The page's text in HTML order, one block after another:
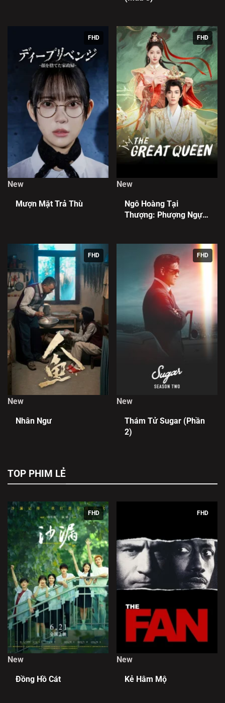
FHD
New
Mượn Mặt Trả Thù
FHD
New
Ngô Hoàng Tại
Thượng: Phượng Ngự
FHD
New
Nhân Ngư
FHD
New
Thám Tử Sugar (Phần
2)
TOP PHIM LẺ
FHD
New
Đồng Hồ Cát
FHD
New
Kẻ Hâm Mộ